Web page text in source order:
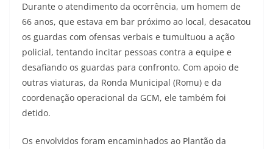
Durante o atendimento da ocorrência, um homem de
66 anos, que estava em bar próximo ao local, desacatou
os guardas com ofensas verbais e tumultuou a ação
policial, tentando incitar pessoas contra a equipe e
desafiando os guardas para confronto. Com apoio de
outras viaturas, da Ronda Municipal (Romu) e da
coordenação operacional da GCM, ele também foi
detido.
Os envolvidos foram encaminhados ao Plantão da